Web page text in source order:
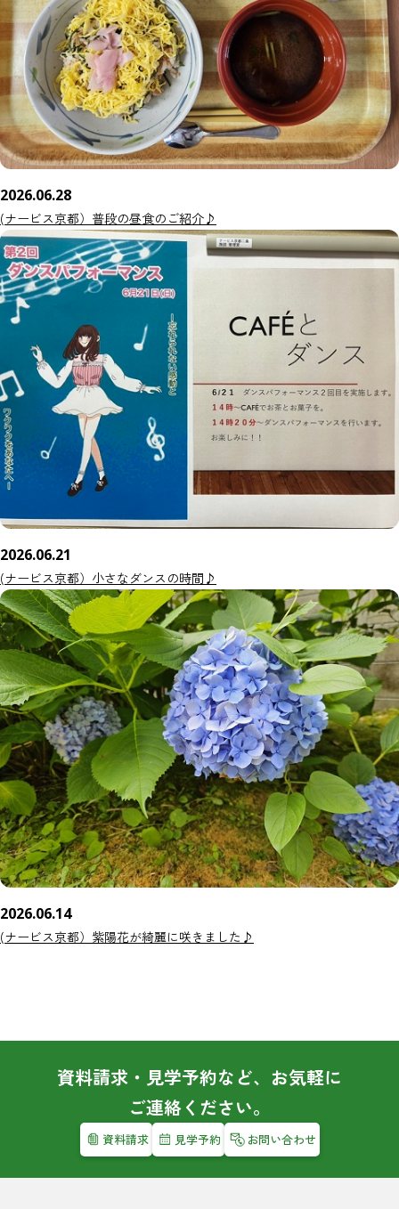
2026.06.28
(ナービス京都）普段の昼食のご紹介♪
2026.06.21
(ナービス京都）小さなダンスの時間♪
2026.06.14
(ナービス京都）紫陽花が綺麗に咲きました♪
資料請求・見学予約など、お気軽に
ご連絡ください。
資料請求 見学予約 お問い合わせ